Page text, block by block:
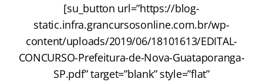
[su_button url=”https://blog-
static.infra.grancursosonline.com.br/wp-
content/uploads/2019/06/18101613/EDITAL-
CONCURSO-Prefeitura-de-Nova-Guataporanga-
SP.pdf” target=”blank” style=”flat”